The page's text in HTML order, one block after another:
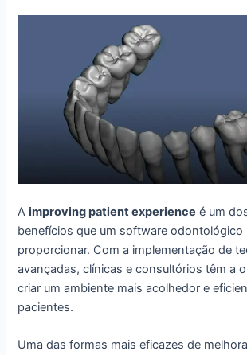
Aimproving patient experience é um
benefícios que um software odontológico
proporcionar. Com a implementação de
avançadas, clínicas e consultórios têm a
criar um ambiente mais acolhedor e
pacientes.
Uma das formas mais eficazes de